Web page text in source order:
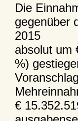
Die
gegenüber
2015
absolut um
%)
€